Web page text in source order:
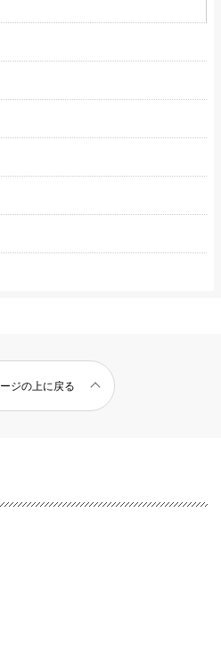
ジの上に戻る